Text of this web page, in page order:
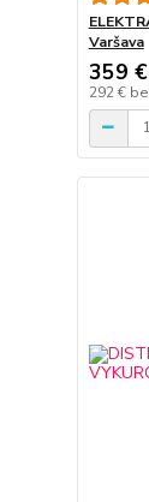
Varšava
359 €
292 €